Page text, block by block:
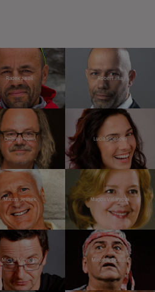
Radek Jaroš Robert Jíša
Ondřej Hejma Lucia Siposová
Marian Jelínek Magda Vášáryová
Michal Viewegh Miroslav Donutil